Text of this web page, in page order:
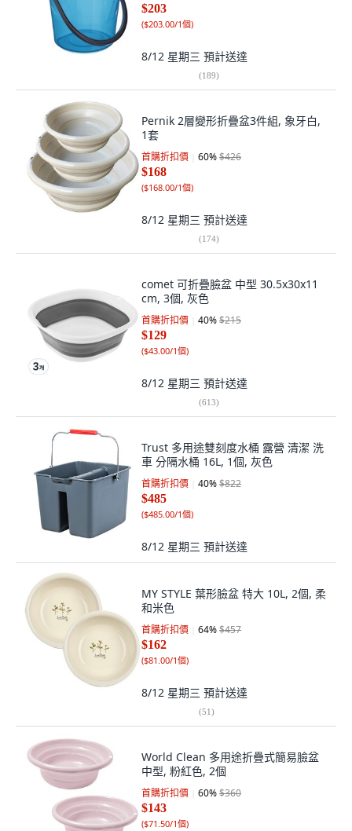
$203
($203.00/1個)
8/12 星期三 預計送達
(189)
Pernik 2層變形折疊盆3件組, 象牙白,
1套
首購折扣價 60%$426
$168
($168.00/1個)
8/12 星期三 預計送達
(174)
comet 可折疊臉盆 中型 30.5x30x11
cm, 3個, 灰色
首購折扣價 40%$215
$129
($43.00/1個)
8/12 星期三 預計送達
(613)
Trust 多用途雙刻度水桶 露營 清潔 洗
車 分隔水桶 16L, 1個, 灰色
首購折扣價 40%$822
$485
($485.00/1個)
8/12 星期三 預計送達
MY STYLE 葉形臉盆 特大 10L, 2個, 柔
和米色
首購折扣價 64%$457
$162
($81.00/1個)
8/12 星期三 預計送達
(51)
World Clean 多用途折疊式簡易臉盆
中型, 粉紅色, 2個
首購折扣價 60%$360
$143
($71.50/1個)